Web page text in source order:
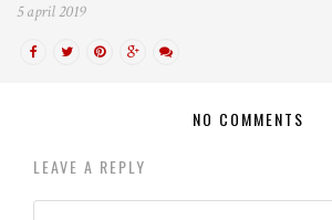
5 april 2019
NO COMMENTS
LEAVE A REPLY